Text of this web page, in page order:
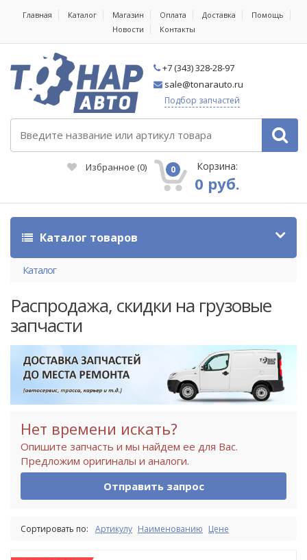
Главная Каталог Магазин Оплата Доставка
Помощь
Новости
Контакты
+7 (343) 328-28-97
sale@tonarauto.ru
Подбор запчастей
Избранное (0) 0 Корзина:
0 руб.
Каталог товаров
Каталог
Распродажа, скидки на грузовые
запчасти
Нет времени искать?
Опишите запчасть и мы найдем ее для Вас.
Предложим оригиналы и аналоги.
Отправить запрос
Сортировать по: Артикулу Наименованию Цене